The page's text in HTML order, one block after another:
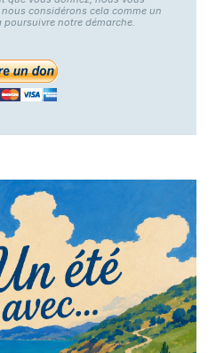
considérons cela comme un
poursuivre notre démarche.